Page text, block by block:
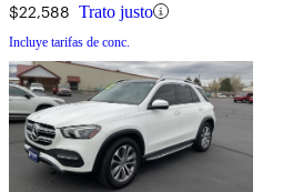
$22,588 Trato justo
Incluye tarifas de conc.